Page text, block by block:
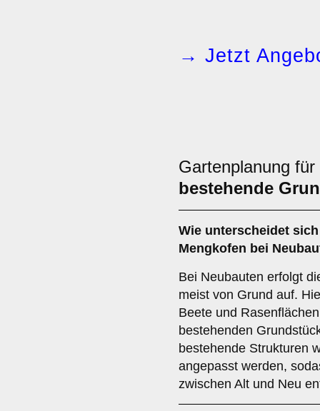
→ Jetzt
Gartenplanung für
bestehende
Wie unterscheidet
Mengkofen bei
Bei Neubauten erfolgt
meist von Grund auf.
Beete und
bestehenden
bestehende Strukturen
angepasst werden,
zwischen Alt und Neu